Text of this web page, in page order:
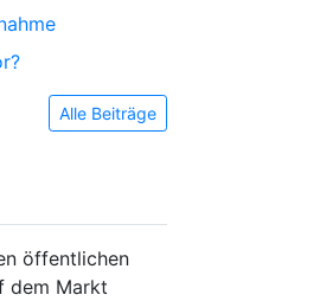
Alle Beiträge
öffentlichen
dem Markt